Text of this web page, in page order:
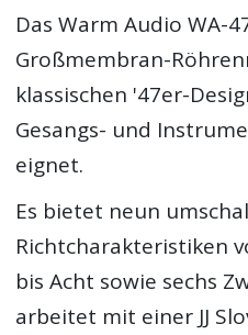
Das Warm Audio WA-
Großmembran-
klassischen '47er-
Gesangs- und
eignet.
Es bietet neun
Richtcharakteristiken
bis Acht sowie sechs
arbeitet mit einer JJ